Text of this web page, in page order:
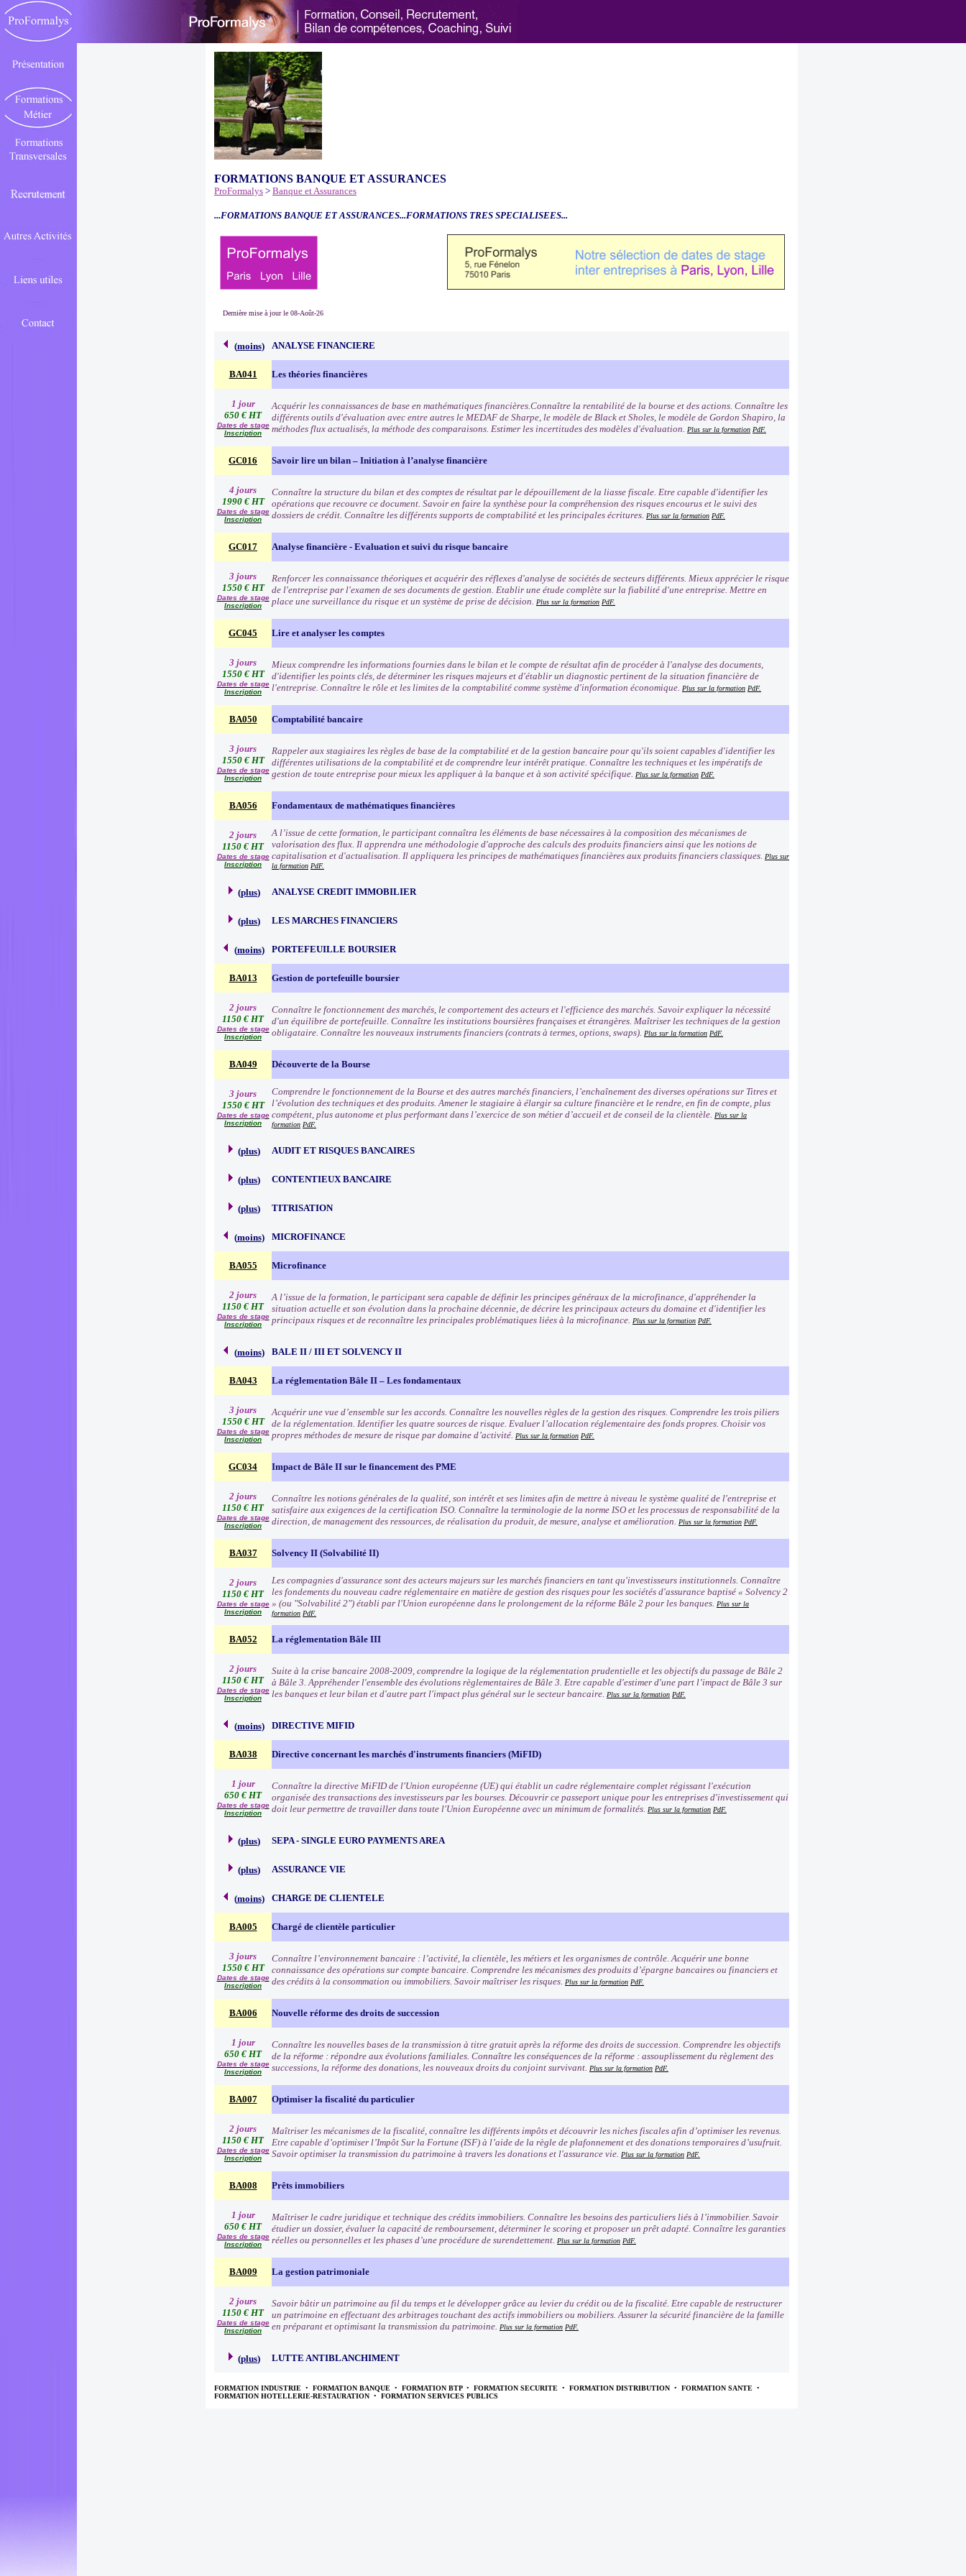
FORMATIONS BANQUE ET ASSURANCES
ProFormalys > Banque et Assurances
...FORMATIONS BANQUE ET ASSURANCES...FORMATIONS TRES SPECIALISEES...
Dernière mise à jour le 08-Août-26
(moins) ANALYSE FINANCIERE
BA041 Les théories financières
1 jour
650 € HT
Dates de stage
Inscription
Acquérir les connaissances de base en mathématiques financières.Connaître la rentabilité de la bourse et des actions. Connaître les
différents outils d'évaluation avec entre autres le MEDAF de Sharpe, le modèle de Black et Sholes, le modèle de Gordon Shapiro, la
méthodes flux actualisés, la méthode des comparaisons. Estimer les incertitudes des modèles d'évaluation. Plus sur la formation PdF.
GC016 Savoir lire un bilan – Initiation à l’analyse financière
4 jours
1990 € HT
Dates de stage
Inscription
Connaître la structure du bilan et des comptes de résultat par le dépouillement de la liasse fiscale. Etre capable d'identifier les
opérations que recouvre ce document. Savoir en faire la synthèse pour la compréhension des risques encourus et le suivi des
dossiers de crédit. Connaître les différents supports de comptabilité et les principales écritures. Plus sur la formation PdF.
GC017 Analyse financière - Evaluation et suivi du risque bancaire
3 jours
1550 € HT
Dates de stage
Inscription
Renforcer les connaissance théoriques et acquérir des réflexes d'analyse de sociétés de secteurs différents. Mieux apprécier le risque
de l'entreprise par l'examen de ses documents de gestion. Etablir une étude complète sur la fiabilité d'une entreprise. Mettre en
place une surveillance du risque et un système de prise de décision. Plus sur la formation PdF.
GC045 Lire et analyser les comptes
3 jours
1550 € HT
Dates de stage
Inscription
Mieux comprendre les informations fournies dans le bilan et le compte de résultat afin de procéder à l'analyse des documents,
d'identifier les points clés, de déterminer les risques majeurs et d'établir un diagnostic pertinent de la situation financière de
l'entreprise. Connaître le rôle et les limites de la comptabilité comme système d'information économique. Plus sur la formation PdF.
BA050 Comptabilité bancaire
3 jours
1550 € HT
Dates de stage
Inscription
Rappeler aux stagiaires les règles de base de la comptabilité et de la gestion bancaire pour qu'ils soient capables d'identifier les
différentes utilisations de la comptabilité et de comprendre leur intérêt pratique. Connaître les techniques et les impératifs de
gestion de toute entreprise pour mieux les appliquer à la banque et à son activité spécifique. Plus sur la formation PdF.
BA056 Fondamentaux de mathématiques financières
2 jours
1150 € HT
Dates de stage
Inscription
A l’issue de cette formation, le participant connaîtra les éléments de base nécessaires à la composition des mécanismes de
valorisation des flux. Il apprendra une méthodologie d'approche des calculs des produits financiers ainsi que les notions de
capitalisation et d'actualisation. Il appliquera les principes de mathématiques financières aux produits financiers classiques. Plus sur
la formation PdF.
(plus) ANALYSE CREDIT IMMOBILIER
(plus) LES MARCHES FINANCIERS
(moins) PORTEFEUILLE BOURSIER
BA013 Gestion de portefeuille boursier
2 jours
1150 € HT
Dates de stage
Inscription
Connaître le fonctionnement des marchés, le comportement des acteurs et l'efficience des marchés. Savoir expliquer la nécessité
d'un équilibre de portefeuille. Connaître les institutions boursières françaises et étrangères. Maîtriser les techniques de la gestion
obligataire. Connaître les nouveaux instruments financiers (contrats à termes, options, swaps). Plus sur la formation PdF.
BA049 Découverte de la Bourse
3 jours
1550 € HT
Dates de stage
Inscription
Comprendre le fonctionnement de la Bourse et des autres marchés financiers, l’enchaînement des diverses opérations sur Titres et
l’évolution des techniques et des produits. Amener le stagiaire à élargir sa culture financière et le rendre, en fin de compte, plus
compétent, plus autonome et plus performant dans l’exercice de son métier d’accueil et de conseil de la clientèle. Plus sur la
formation PdF.
(plus) AUDIT ET RISQUES BANCAIRES
(plus) CONTENTIEUX BANCAIRE
(plus) TITRISATION
(moins) MICROFINANCE
BA055 Microfinance
2 jours
1150 € HT
Dates de stage
Inscription
A l’issue de la formation, le participant sera capable de définir les principes généraux de la microfinance, d'appréhender la
situation actuelle et son évolution dans la prochaine décennie, de décrire les principaux acteurs du domaine et d'identifier les
principaux risques et de reconnaître les principales problématiques liées à la microfinance. Plus sur la formation PdF.
(moins) BALE II / III ET SOLVENCY II
BA043 La réglementation Bâle II – Les fondamentaux
3 jours
1550 € HT
Dates de stage
Inscription
Acquérir une vue d’ensemble sur les accords. Connaître les nouvelles règles de la gestion des risques. Comprendre les trois piliers
de la réglementation. Identifier les quatre sources de risque. Evaluer l’allocation réglementaire des fonds propres. Choisir vos
propres méthodes de mesure de risque par domaine d’activité. Plus sur la formation PdF.
GC034 Impact de Bâle II sur le financement des PME
2 jours
1150 € HT
Dates de stage
Inscription
Connaître les notions générales de la qualité, son intérêt et ses limites afin de mettre à niveau le système qualité de l'entreprise et
satisfaire aux exigences de la certification ISO. Connaître la terminologie de la norme ISO et les processus de responsabilité de la
direction, de management des ressources, de réalisation du produit, de mesure, analyse et amélioration. Plus sur la formation PdF.
BA037 Solvency II (Solvabilité II)
2 jours
1150 € HT
Dates de stage
Inscription
Les compagnies d'assurance sont des acteurs majeurs sur les marchés financiers en tant qu'investisseurs institutionnels. Connaître
les fondements du nouveau cadre réglementaire en matière de gestion des risques pour les sociétés d'assurance baptisé « Solvency 2
» (ou "Solvabilité 2") établi par l'Union européenne dans le prolongement de la réforme Bâle 2 pour les banques. Plus sur la
formation PdF.
BA052 La réglementation Bâle III
2 jours
1150 € HT
Dates de stage
Inscription
Suite à la crise bancaire 2008-2009, comprendre la logique de la réglementation prudentielle et les objectifs du passage de Bâle 2
à Bâle 3. Appréhender l'ensemble des évolutions règlementaires de Bâle 3. Etre capable d'estimer d'une part l’impact de Bâle 3 sur
les banques et leur bilan et d'autre part l'impact plus général sur le secteur bancaire. Plus sur la formation PdF.
(moins) DIRECTIVE MIFID
BA038 Directive concernant les marchés d'instruments financiers (MiFID)
1 jour
650 € HT
Dates de stage
Inscription
Connaître la directive MiFID de l'Union européenne (UE) qui établit un cadre réglementaire complet régissant l'exécution
organisée des transactions des investisseurs par les bourses. Découvrir ce passeport unique pour les entreprises d'investissement qui
doit leur permettre de travailler dans toute l'Union Européenne avec un minimum de formalités. Plus sur la formation PdF.
(plus) SEPA - SINGLE EURO PAYMENTS AREA
(plus) ASSURANCE VIE
(moins) CHARGE DE CLIENTELE
BA005 Chargé de clientèle particulier
3 jours
1550 € HT
Dates de stage
Inscription
Connaître l’environnement bancaire : l’activité, la clientèle, les métiers et les organismes de contrôle. Acquérir une bonne
connaissance des opérations sur compte bancaire. Comprendre les mécanismes des produits d’épargne bancaires ou financiers et
des crédits à la consommation ou immobiliers. Savoir maîtriser les risques. Plus sur la formation PdF.
BA006 Nouvelle réforme des droits de succession
1 jour
650 € HT
Dates de stage
Inscription
Connaître les nouvelles bases de la transmission à titre gratuit après la réforme des droits de succession. Comprendre les objectifs
de la réforme : répondre aux évolutions familiales. Connaître les conséquences de la réforme : assouplissement du règlement des
successions, la réforme des donations, les nouveaux droits du conjoint survivant. Plus sur la formation PdF.
BA007 Optimiser la fiscalité du particulier
2 jours
1150 € HT
Dates de stage
Inscription
Maîtriser les mécanismes de la fiscalité, connaître les différents impôts et découvrir les niches fiscales afin d’optimiser les revenus.
Etre capable d’optimiser l’Impôt Sur la Fortune (ISF) à l’aide de la règle de plafonnement et des donations temporaires d’usufruit.
Savoir optimiser la transmission du patrimoine à travers les donations et l'assurance vie. Plus sur la formation PdF.
BA008 Prêts immobiliers
1 jour
650 € HT
Dates de stage
Inscription
Maîtriser le cadre juridique et technique des crédits immobiliers. Connaître les besoins des particuliers liés à l’immobilier. Savoir
étudier un dossier, évaluer la capacité de remboursement, déterminer le scoring et proposer un prêt adapté. Connaître les garanties
réelles ou personnelles et les phases d’une procédure de surendettement. Plus sur la formation PdF.
BA009 La gestion patrimoniale
2 jours
1150 € HT
Dates de stage
Inscription
Savoir bâtir un patrimoine au fil du temps et le développer grâce au levier du crédit ou de la fiscalité. Etre capable de restructurer
un patrimoine en effectuant des arbitrages touchant des actifs immobiliers ou mobiliers. Assurer la sécurité financière de la famille
en préparant et optimisant la transmission du patrimoine. Plus sur la formation PdF.
(plus) LUTTE ANTIBLANCHIMENT
FORMATION INDUSTRIE • FORMATION BANQUE • FORMATION BTP • FORMATION SECURITE • FORMATION DISTRIBUTION • FORMATION SANTE •
FORMATION HOTELLERIE-RESTAURATION • FORMATION SERVICES PUBLICS